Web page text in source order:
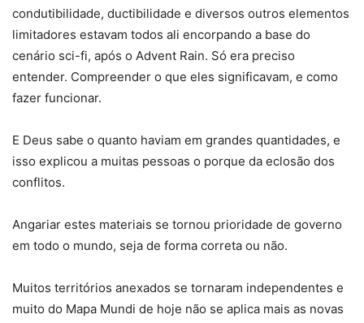
condutibilidade, ductibilidade e diversos outros elementos
limitadores estavam todos ali encorpando a base do
cenário sci-fi, após o Advent Rain. Só era preciso
entender. Compreender o que eles significavam, e como
fazer funcionar.
E Deus sabe o quanto haviam em grandes quantidades, e
isso explicou a muitas pessoas o porque da eclosão dos
conflitos.
Angariar estes materiais se tornou prioridade de governo
em todo o mundo, seja de forma correta ou não.
Muitos territórios anexados se tornaram independentes e
muito do Mapa Mundi de hoje não se aplica mais as novas